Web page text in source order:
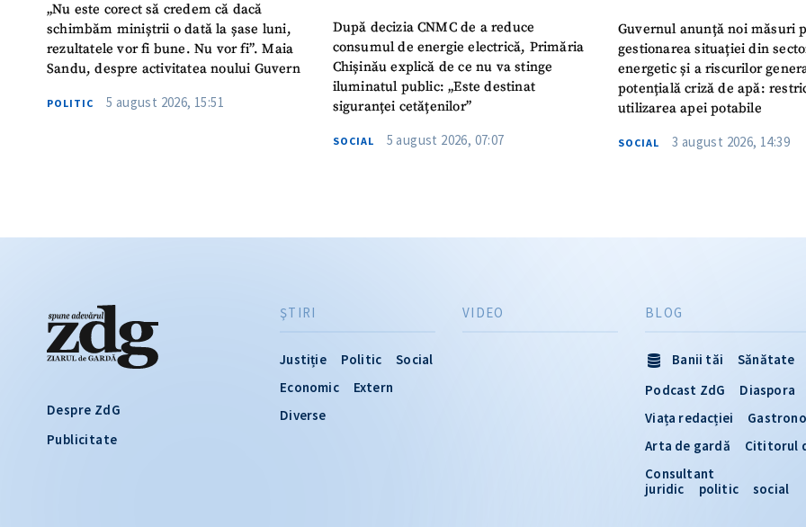
„Nu este corect să credem că dacă
schimbăm miniștrii o dată la șase luni,
rezultatele vor fi bune. Nu vor fi”. Maia
Sandu, despre activitatea noului Guvern
POLITIC 5 august 2026, 15:51
După decizia CNMC de a reduce
consumul de energie electrică, Primăria
Chișinău explică de ce nu va stinge
iluminatul public: „Este destinat
siguranței cetățenilor”
SOCIAL 5 august 2026, 07:07
Guvernul anunță noi măsuri
gestionarea situației din
energetic și a riscurilor
potențială criză de apă:
utilizarea apei potabile
SOCIAL 3 august 2026, 14:39
Despre ZdG
Publicitate
ŞTIRI
Justiție Politic
Social
Economic
Extern
Diverse
VIDEO BLOG
Banii tăi
Sănătate
Podcast ZdG
Diaspora
Viața redacției
Arta de gardă
Cititorul
Consultant
juridic
politic social